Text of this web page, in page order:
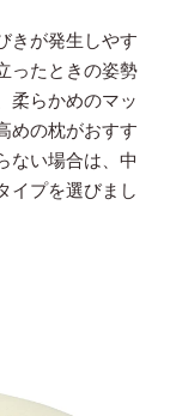
きが発生しやす
ったときの姿勢
柔らかめのマッ
めの枕がおすす
ない場合は、中
イプを選びまし